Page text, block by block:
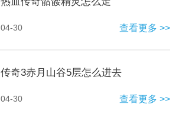
04-30 查看更多 >>
传奇3赤月山谷5层怎么进去
04-30 查看更多 >>